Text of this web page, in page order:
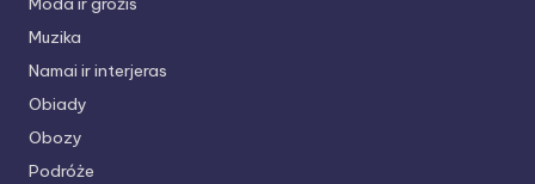
Muzika
Namai ir interjeras
Obiady
Obozy
Podróże